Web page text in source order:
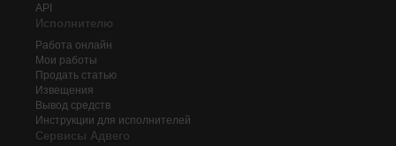
API
Исполнителю
Работа онлайн
Мои работы
Продать статью
Извещения
Вывод средств
Инструкции для исполнителей
Сервисы Адвего